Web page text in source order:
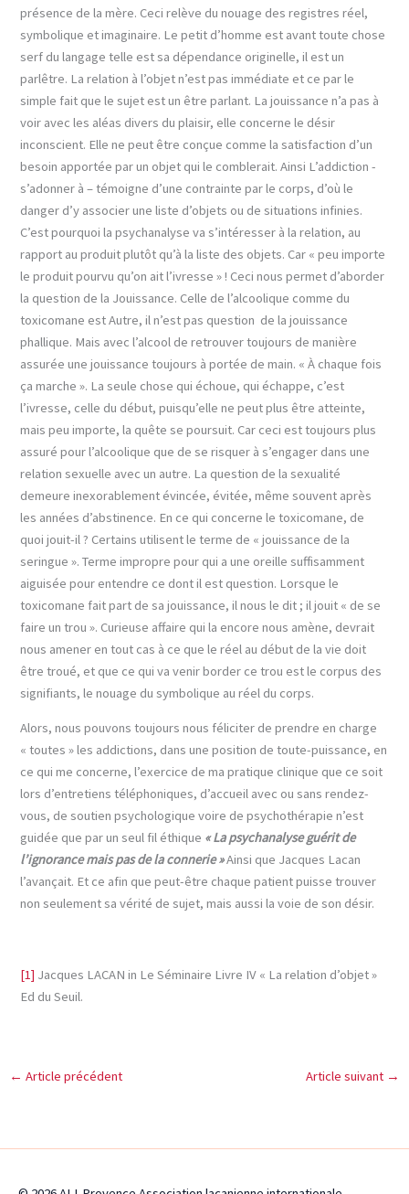
présence de la mère. Ceci relève du nouage des registres réel,
symbolique et imaginaire. Le petit d’homme est avant toute chose
serf du langage telle est sa dépendance originelle, il est un
parlêtre. La relation à l’objet n’est pas immédiate et ce par le
simple fait que le sujet est un être parlant. La jouissance n’a pas à
voir avec les aléas divers du plaisir, elle concerne le désir
inconscient. Elle ne peut être conçue comme la satisfaction d’un
besoin apportée par un objet qui le comblerait. Ainsi L’addiction -
s’adonner à – témoigne d’une contrainte par le corps, d’où le
danger d’y associer une liste d’objets ou de situations infinies.
C’est pourquoi la psychanalyse va s’intéresser à la relation, au
rapport au produit plutôt qu’à la liste des objets. Car « peu importe
le produit pourvu qu’on ait l’ivresse » ! Ceci nous permet d’aborder
la question de la Jouissance. Celle de l’alcoolique comme du
toxicomane est Autre, il n’est pas question de la jouissance
phallique. Mais avec l’alcool de retrouver toujours de manière
assurée une jouissance toujours à portée de main. « À chaque fois
ça marche ». La seule chose qui échoue, qui échappe, c’est
l’ivresse, celle du début, puisqu’elle ne peut plus être atteinte,
mais peu importe, la quête se poursuit. Car ceci est toujours plus
assuré pour l’alcoolique que de se risquer à s’engager dans une
relation sexuelle avec un autre. La question de la sexualité
demeure inexorablement évincée, évitée, même souvent après
les années d’abstinence. En ce qui concerne le toxicomane, de
quoi jouit-il ? Certains utilisent le terme de « jouissance de la
seringue ». Terme impropre pour qui a une oreille suffisamment
aiguisée pour entendre ce dont il est question. Lorsque le
toxicomane fait part de sa jouissance, il nous le dit ; il jouit « de se
faire un trou ». Curieuse affaire qui la encore nous amène, devrait
nous amener en tout cas à ce que le réel au début de la vie doit
être troué, et que ce qui va venir border ce trou est le corpus des
signifiants, le nouage du symbolique au réel du corps.
Alors, nous pouvons toujours nous féliciter de prendre en charge
« toutes » les addictions, dans une position de toute-puissance, en
ce qui me concerne, l’exercice de ma pratique clinique que ce soit
lors d’entretiens téléphoniques, d’accueil avec ou sans rendez-
vous, de soutien psychologique voire de psychothérapie n’est
guidée que par un seul fil éthique « La psychanalyse guérit de
l’ignorance mais pas de la connerie »Ainsi que Jacques Lacan
l’avançait. Et ce afin que peut-être chaque patient puisse trouver
non seulement sa vérité de sujet, mais aussi la voie de son désir.
[1] Jacques LACAN in Le Séminaire Livre IV « La relation d’objet »
Ed du Seuil.
← Article précédent Article suivant →